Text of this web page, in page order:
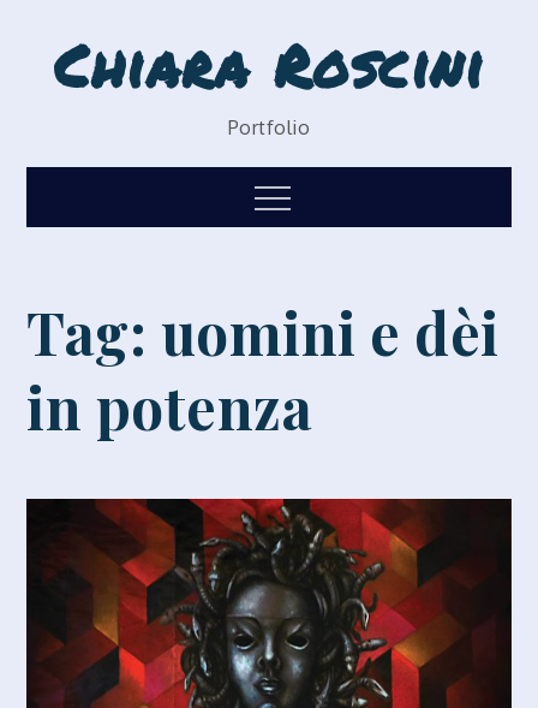
contentChiara Roscini
Portfolio
Menu
Tag: uomini e dèi
in potenza